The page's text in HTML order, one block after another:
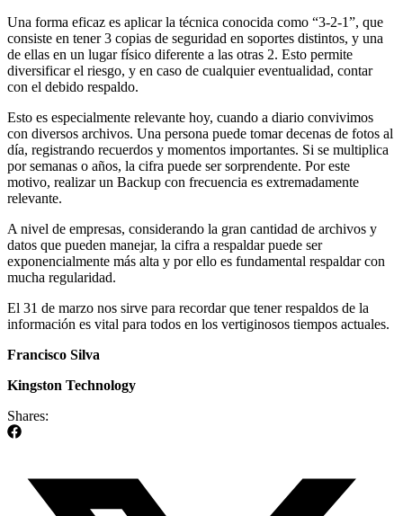
Una forma eficaz es aplicar la técnica conocida como “3-2-1”, que
consiste en tener 3 copias de seguridad en soportes distintos, y una
de ellas en un lugar físico diferente a las otras 2. Esto permite
diversificar el riesgo, y en caso de cualquier eventualidad, contar
con el debido respaldo.
Esto es especialmente relevante hoy, cuando a diario convivimos
con diversos archivos. Una persona puede tomar decenas de fotos al
día, registrando recuerdos y momentos importantes. Si se multiplica
por semanas o años, la cifra puede ser sorprendente. Por este
motivo, realizar un Backup con frecuencia es extremadamente
relevante.
A nivel de empresas, considerando la gran cantidad de archivos y
datos que pueden manejar, la cifra a respaldar puede ser
exponencialmente más alta y por ello es fundamental respaldar con
mucha regularidad.
El 31 de marzo nos sirve para recordar que tener respaldos de la
información es vital para todos en los vertiginosos tiempos actuales.
Francisco Silva
Kingston Technology
Shares: